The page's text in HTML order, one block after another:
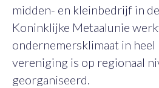
midden- en kleinbedrijf in
Koninklijke Metaalunie
ondernemersklimaat in heel
vereniging is op regionaal
georganiseerd.